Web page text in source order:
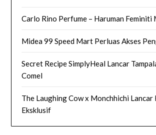
Carlo Rino Perfume – Haruman Feminiti
Midea 99 Speed Mart Perluas Akses
Secret Recipe SimplyHeal Lancar
Comel
The Laughing Cow x Monchhichi Lancar
Eksklusif